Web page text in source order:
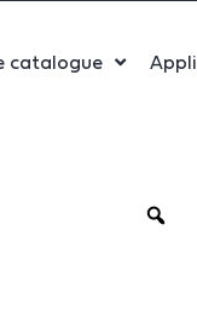
catalogue
Bureau